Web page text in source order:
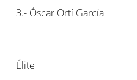
3.- Óscar Ortí García
Élite